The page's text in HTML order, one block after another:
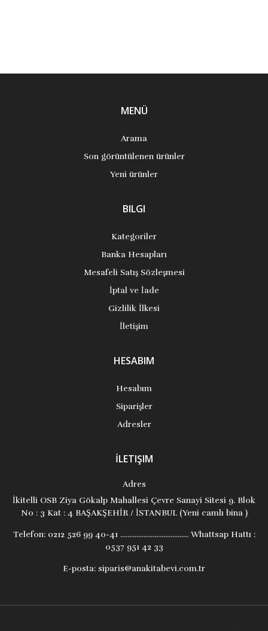
MENÜ
Arama
Son görüntülenen ürünler
Yeni ürünler
BILGI
Kategoriler
Banka Hesapları
Mesafeli Satış Sözleşmesi
İptal ve İade
Gizlilik İlkesi
İletişim
HESABIM
Hesabım
Siparişler
Adresler
İLETIŞIM
Adres
İkitelli OSB Ziya Gökalp Mahallesi Çevre Sanayi Sitesi 9. Blok
No : 3 Kat : 4 BAŞAKŞEHİR / İSTANBUL (Yeni camlı bina )
Telefon:0212 526 99 40-41 ...................................... Whattsap Hattı :
0537 951 42 33
E-posta: siparis@anakitabevi.com.tr